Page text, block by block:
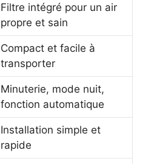
Filtre intégré pour un air
propre et sain
Compact et facile à
transporter
Minuterie, mode nuit,
fonction automatique
Installation simple et
rapide